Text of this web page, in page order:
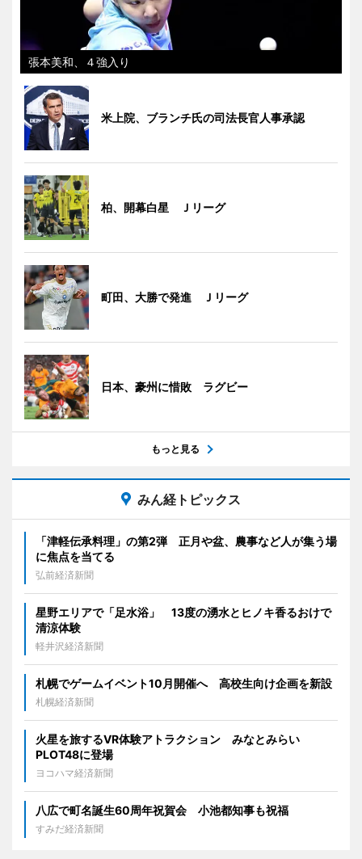
張本美和、４強入り
米上院、ブランチ氏の司法長官人事承認
柏、開幕白星 Ｊリーグ
町田、大勝で発進 Ｊリーグ
日本、豪州に惜敗 ラグビー
もっと見る
みん経トピックス
「津軽伝承料理」の第2弾 正月や盆、農事など人が集う場
に焦点を当てる
弘前経済新聞
星野エリアで「足水浴」 13度の湧水とヒノキ香るおけで
清涼体験
軽井沢経済新聞
札幌でゲームイベント10月開催へ 高校生向け企画を新設
札幌経済新聞
火星を旅するVR体験アトラクション みなとみらい
PLOT48に登場
ヨコハマ経済新聞
八広で町名誕生60周年祝賀会 小池都知事も祝福
すみだ経済新聞